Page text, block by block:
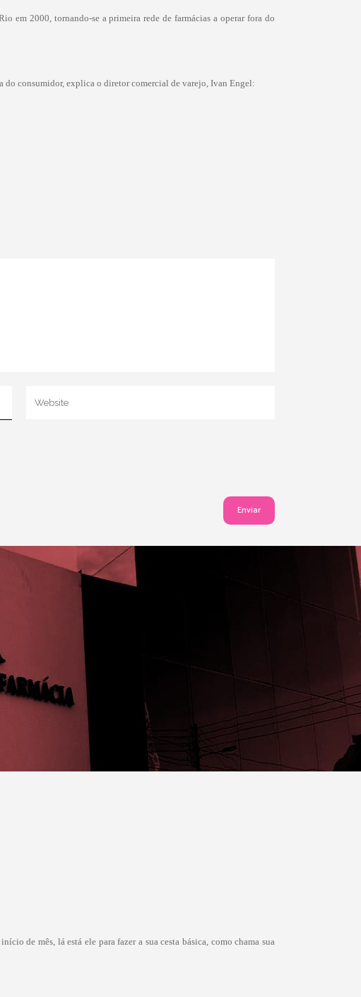
em 2000, tornando-se a primeira rede de farmácias a operar fora do
do consumidor, explica o diretor comercial de varejo, Ivan Engel:
de mês, lá está ele para fazer a sua cesta básica, como chama sua